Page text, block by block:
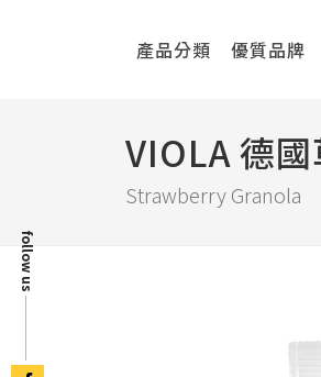
產品分類 優質品牌
VIOLA 德
Strawberry Granola
follow us